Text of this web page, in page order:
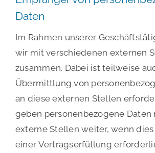
Daten
Im Rahmen unserer
wir mit verschiedenen externen
zusammen. Dabei ist teilweise
Übermittlung von
an diese externen Stellen
geben personenbezogene Daten
externe Stellen weiter, wenn
einer Vertragserfüllung